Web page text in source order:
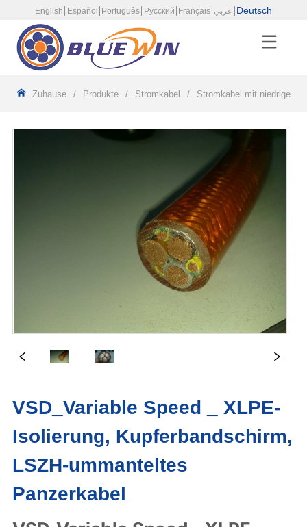
English Español Português Русский Français عربي Deutsch
Zuhause / Produkte / Stromkabel / Stromkabel mit niedrigerer
VSD_Variable Speed _ XLPE-
Isolierung, Kupferbandschirm,
LSZH-ummanteltes
Panzerkabel